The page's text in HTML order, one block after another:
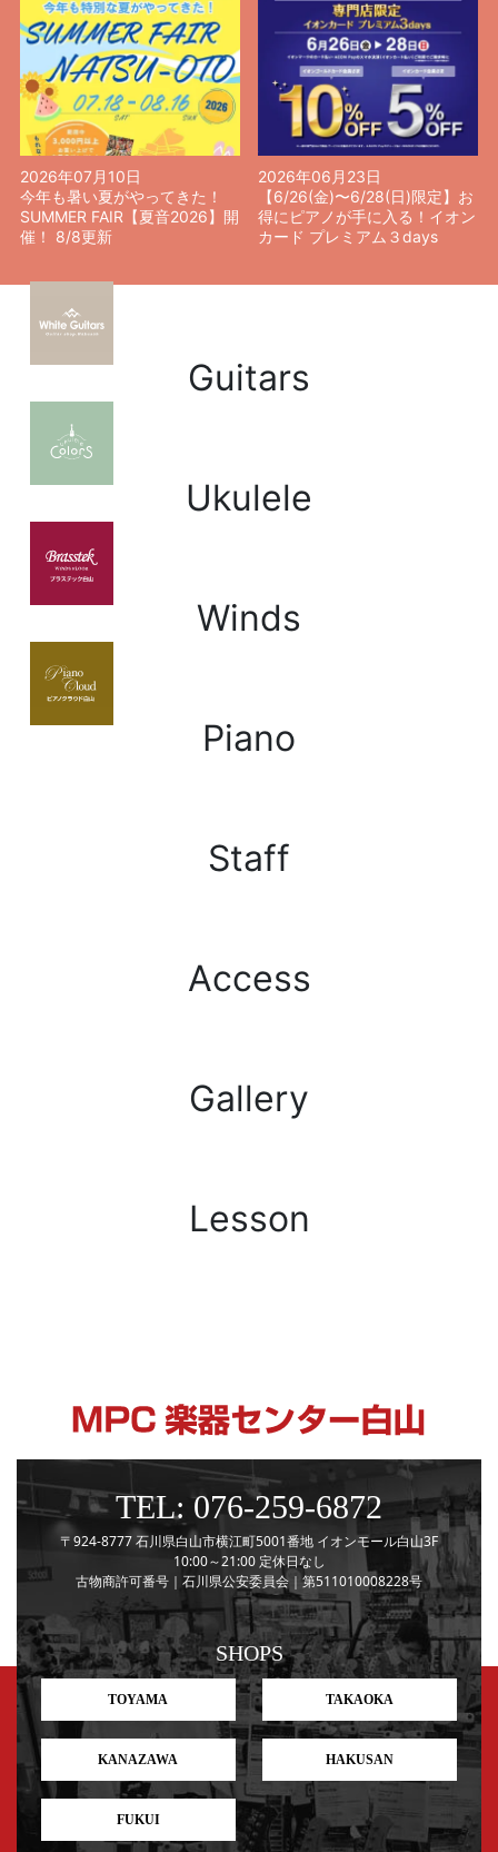
2026年07月10日
今年も暑い夏がやってきた！
SUMMER FAIR【夏音2026】開
催！ 8/8更新
2026年06月23日
【6/26(金)〜6/28(日)限定】お
得にピアノが手に入る！イオン
カード プレミアム３days
Guitars
Ukulele
Winds
Piano
Staff
Access
Gallery
Lesson
〒924-8777石川県白山市横江町5001番地 イオンモール白山3F
10:00～21:00 定休日なし
TEL:076-259-6872
古物商許可番号｜石川県公安委員会｜第511010008228号
SHOPS
TOYAMA TAKAOKA
KANAZAWA HAKUSAN
FUKUI